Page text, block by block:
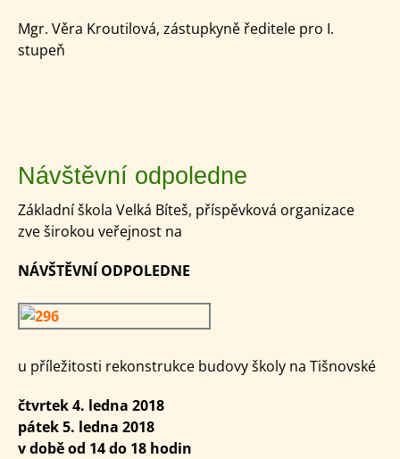
Mgr. Věra Kroutilová, zástupkyně ředitele pro I.
stupeň
Návštěvní odpoledne
Základní škola Velká Bíteš, příspěvková organizace
zve širokou veřejnost na
NÁVŠTĚVNÍ ODPOLEDNE
u příležitosti rekonstrukce budovy školy na Tišnovské
čtvrtek 4. ledna 2018
pátek 5. ledna 2018
v době od 14 do 18 hodin